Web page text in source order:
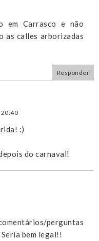
em Carrasco e não
as calles arborizadas
Responder
20:40
:)
do carnaval!
perguntas
bem legal!!